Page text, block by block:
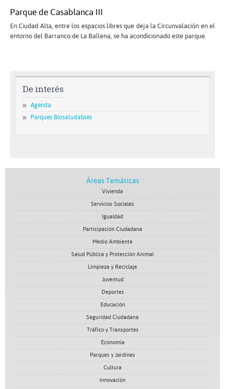
Parque de Casablanca III
En Ciudad Alta, entre los espacios libres que deja la Circunvalación en el
entorno del Barranco de La Ballena, se ha acondicionado este parque.
De interés
Agenda
Parques Biosaludables
Áreas Temáticas
Vivienda
Servicios Sociales
Igualdad
Participación Ciudadana
Medio Ambiente
Salud Pública y Protección Animal
Limpieza y Reciclaje
Juventud
Deportes
Educación
Seguridad Ciudadana
Tráfico y Transportes
Economía
Parques y Jardines
Cultura
Innovación